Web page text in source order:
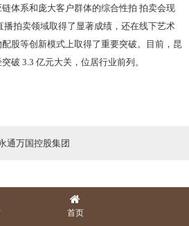
体系和庞大客户群体的综合性拍 拍卖会现
播拍卖领域取得了显著成绩，还在线下艺术
股等创新模式上取得了重要突破。目前，昆
破 3.3 亿元大关，位居行业前列。
通万国控股集团
首页